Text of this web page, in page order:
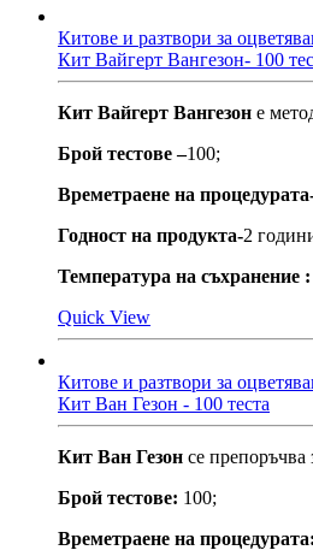
Китове и разтвори за
Кит Вайгерт Вангезон- 100
Кит Вайгерт Вангезон е
Брой тестове –100;
Времетраене на
Годност на продукта-2
Температура на съхранение :
Quick View
Китове и разтвори за
Кит Ван Гезон - 100 теста
Кит Ван Гезон се
Брой тестове: 100;
Времетраене на процедурата: